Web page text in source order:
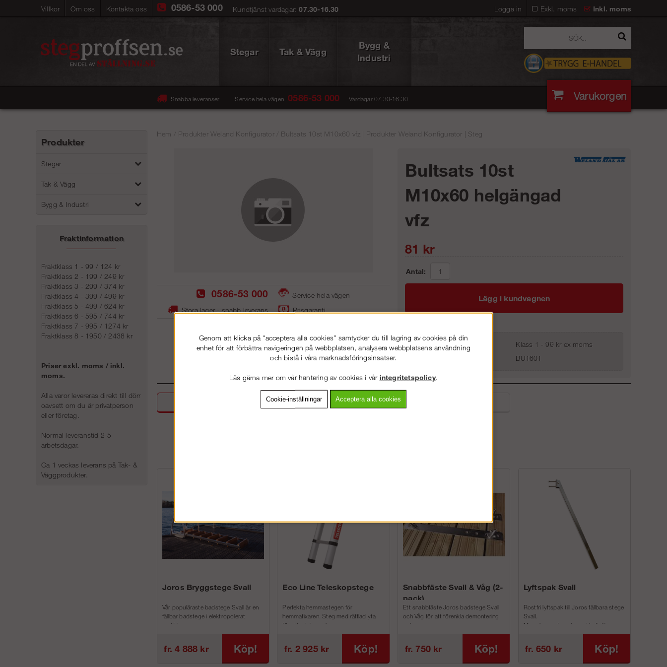
Villkor Om oss Kontakta oss Exkl. moms Inkl. moms
0586-53 000 Kundtjänst vardagar:07.30-16.30 Logga in
Stegar Tak & Vägg
Bygg &
Industri
Snabba leveranser Service hela vägen 0586-53 000 Vardagar 07.30-16.30 Varukorgen
Produkter
Stegar
Tak & Vägg
Bygg & Industri
Fraktinformation
Fraktklass 1 - 99 / 124 kr
Fraktklass 2 - 199 / 249 kr
Fraktklass 3 - 299 / 374 kr
Fraktklass 4 - 399 / 499 kr
Fraktklass 5 - 499 / 624 kr
Fraktklass 6 - 595 / 744 kr
Fraktklass 7 - 995 / 1274 kr
Fraktklass 8 - 1950 / 2438 kr
Priser exkl. moms / inkl.
moms.
Alla varor levereras direkt till dörr
oavsett om du är privatperson
eller företag.
Normal leveranstid 2-5
arbetsdagar.
Ca 1 veckas leverans på Tak- &
Väggprodukter.
Hem Produkter Weland Konfigurator/ Bultsats 10st M10x60 vfz | Produkter Weland Konfigurator | Steg
0586-53 000
Service hela vägen
Stora lager - snabb leverans
Prisgaranti
Bultsats 10st
M10x60 helgängad
vfz
81 kr
Antal:
Lägg i kundvagnen
Frakt:
Klass 1 - 99 kr ex moms
BU1601
Detaljerad info
Joros Bryggstege Svall
Vår populäraste badstege Svall är en
fällbar badstege i elektropolerat
rostfri...
fr. 4 888 kr Köp!
Eco Line Teleskopstege
Perfekta hemmastegen för
hemmafixaren. Steg med räfflad yta
för att minimera h...
fr. 2 925 kr Köp!
Snabbfäste Svall & Våg (2-
pack)
Ett snabbfäste Joros badstege Svall
och Våg för att förenkla demontering
och m...
fr. 750 kr Köp!
Lyftspak Svall
Rostfri lyftspak till Joros fällbara stege
Svall.
Man skruvar fast denna i befintliga
fr. 650 kr Köp!
Genom att klicka på "acceptera alla cookies" samtycker du till lagring av cookies på din
enhet för att förbättra navigeringen på webbplatsen, analysera webbplatsens användning
och bistå i våra marknadsföringsinsatser.
Läs gärna mer om vår hantering av cookies i vår integritetspolicy.
Cookie-inställningar Acceptera alla cookies
VÄLKOMMEN TILLSTEGPROFFSEN.SE
VÄNLIGEN VÄLJ PRIVAT ELLER FÖRETAG NEDAN.